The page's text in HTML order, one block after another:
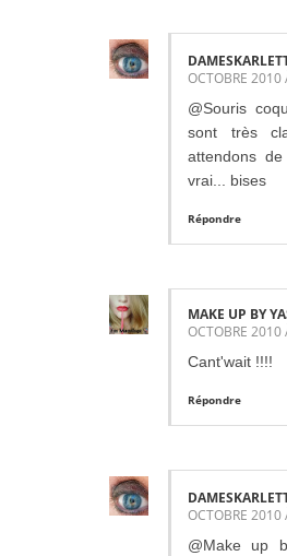
OCTOBRE 2010
@Souris
sont très
attendons
vrai... bises
Répondre
MAKE UP BY
OCTOBRE 2010
Cant'wait !!!!
Répondre
OCTOBRE 2010
@Make up